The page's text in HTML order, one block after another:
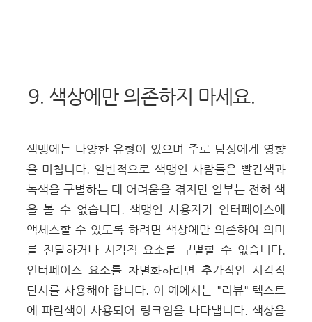
9. 색상에만 의존하지 마세요.
색맹에는 다양한 유형이 있으며 주로 남성에게 영향
을 미칩니다. 일반적으로 색맹인 사람들은 빨간색과
녹색을 구별하는 데 어려움을 겪지만 일부는 전혀 색
을 볼 수 없습니다. 색맹인 사용자가 인터페이스에
액세스할 수 있도록 하려면 색상에만 의존하여 의미
를 전달하거나 시각적 요소를 구별할 수 없습니다.
인터페이스 요소를 차별화하려면 추가적인 시각적
단서를 사용해야 합니다. 이 예에서는 "리뷰" 텍스트
에 파란색이 사용되어 링크임을 나타냅니다. 색상을